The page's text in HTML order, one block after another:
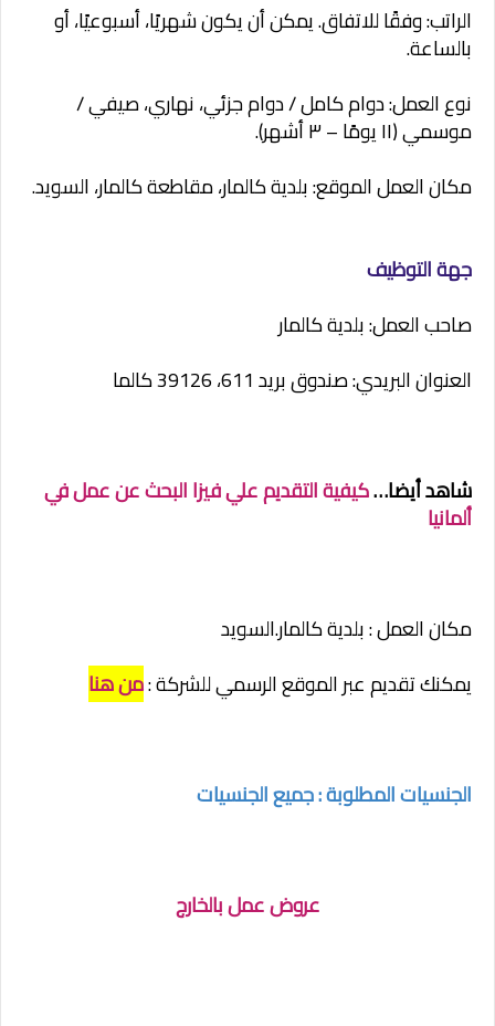
الراتب: وفقًا للاتفاق. يمكن أن يكون شهريًا، أسبوعيًا، أو
بالساعة.
نوع العمل: دوام كامل / دوام جزئي، نهاري، صيفي /
موسمي (١١ يومًا – ٣ أشهر).
مكان العمل الموقع: بلدية كالمار، مقاطعة كالمار، السويد.
جهة التوظيف
صاحب العمل: بلدية كالمار
العنوان البريدي: صندوق بريد 611، 39126 كالما
شاهد أيضا…كيفية التقديم علي فيزا البحث عن عمل في
ألمانيا
مكان العمل : بلدية كالمار.السويد
يمكنك تقديم عبر الموقع الرسمي للشركة :من هنا
الجنسيات المطلوبة : جميع الجنسيات
عروض عمل بالخارج